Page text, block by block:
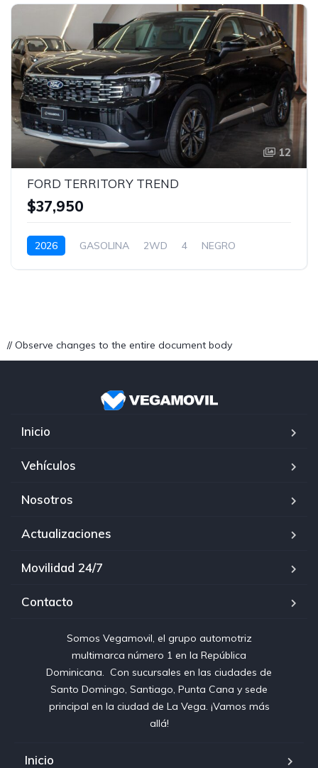
12
FORD TERRITORY TREND
$37,950
2026 GASOLINA 2WD 4 NEGRO
// Observe changes to the entire document body
Inicio
Vehículos
Nosotros
Actualizaciones
Movilidad 24/7
Contacto
Somos Vegamovil, el grupo automotriz
multimarca número 1 en la República
Dominicana⁣. ⁣ Con sucursales en las ciudades de
Santo Domingo, Santiago, Punta Cana y sede
principal en la ciudad de La Vega. ¡Vamos más
allá!
Inicio